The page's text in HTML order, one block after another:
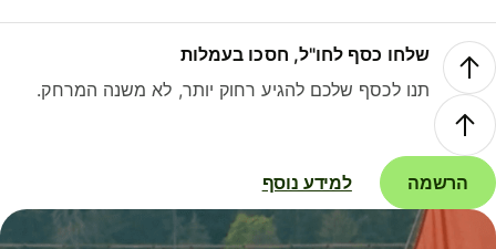
שלחו כסף לחו"ל, חסכו בעמלות
תנו לכסף שלכם להגיע רחוק יותר, לא משנה המרחק.
הרשמה למידע נוסף